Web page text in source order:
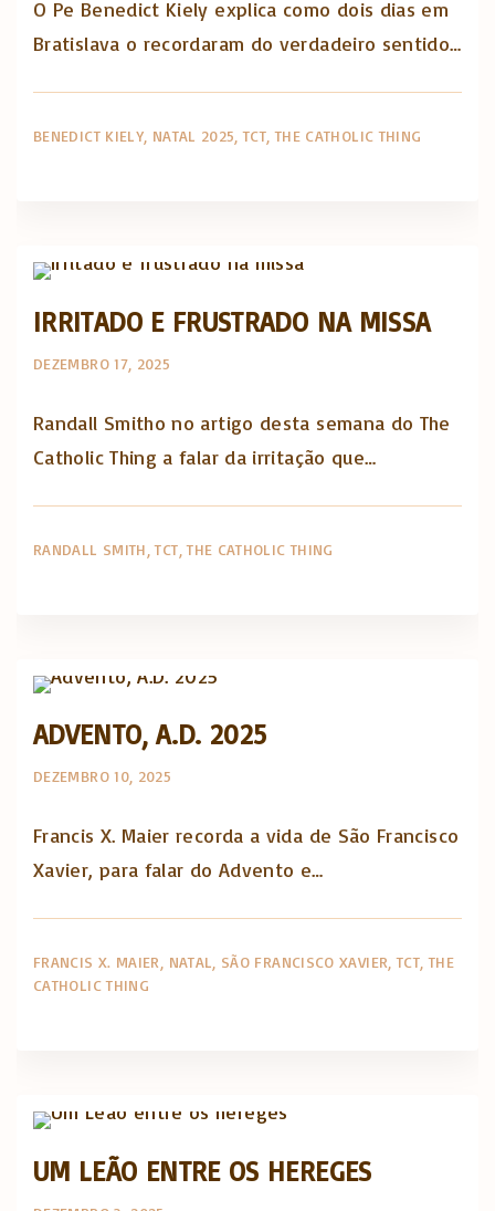
O Pe Benedict Kiely explica como dois dias em
Bratislava o recordaram do verdadeiro sentido…
BENEDICT KIELY NATAL 2025 TCT THE CATHOLIC THING
IRRITADO E FRUSTRADO NA MISSA
DEZEMBRO 17, 2025
Randall Smitho no artigo desta semana do The
Catholic Thing a falar da irritação que…
RANDALL SMITH TCT THE CATHOLIC THING
ADVENTO, A.D. 2025
DEZEMBRO 10, 2025
Francis X. Maier recorda a vida de São Francisco
Xavier, para falar do Advento e…
FRANCIS X. MAIER NATAL SÃO FRANCISCO XAVIER TCT THE
CATHOLIC THING
UM LEÃO ENTRE OS HEREGES